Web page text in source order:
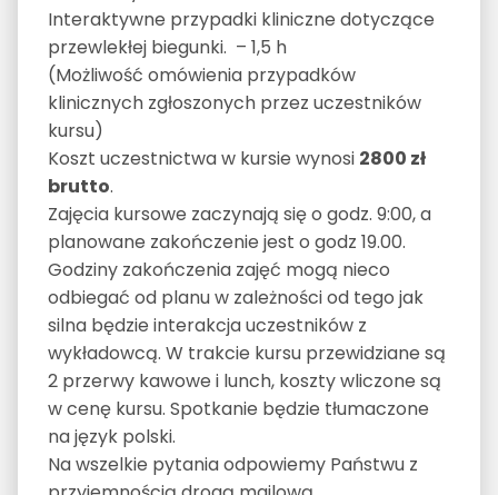
Interaktywne przypadki kliniczne dotyczące
przewlekłej biegunki. – 1,5 h
(Możliwość omówienia przypadków
klinicznych zgłoszonych przez uczestników
kursu)
Koszt uczestnictwa w kursie wynosi 2800 zł
brutto.
Zajęcia kursowe zaczynają się o godz. 9:00, a
planowane zakończenie jest o godz 19.00.
Godziny zakończenia zajęć mogą nieco
odbiegać od planu w zależności od tego jak
silna będzie interakcja uczestników z
wykładowcą. W trakcie kursu przewidziane są
2 przerwy kawowe i lunch, koszty wliczone są
w cenę kursu. Spotkanie będzie tłumaczone
na język polski.
Na wszelkie pytania odpowiemy Państwu z